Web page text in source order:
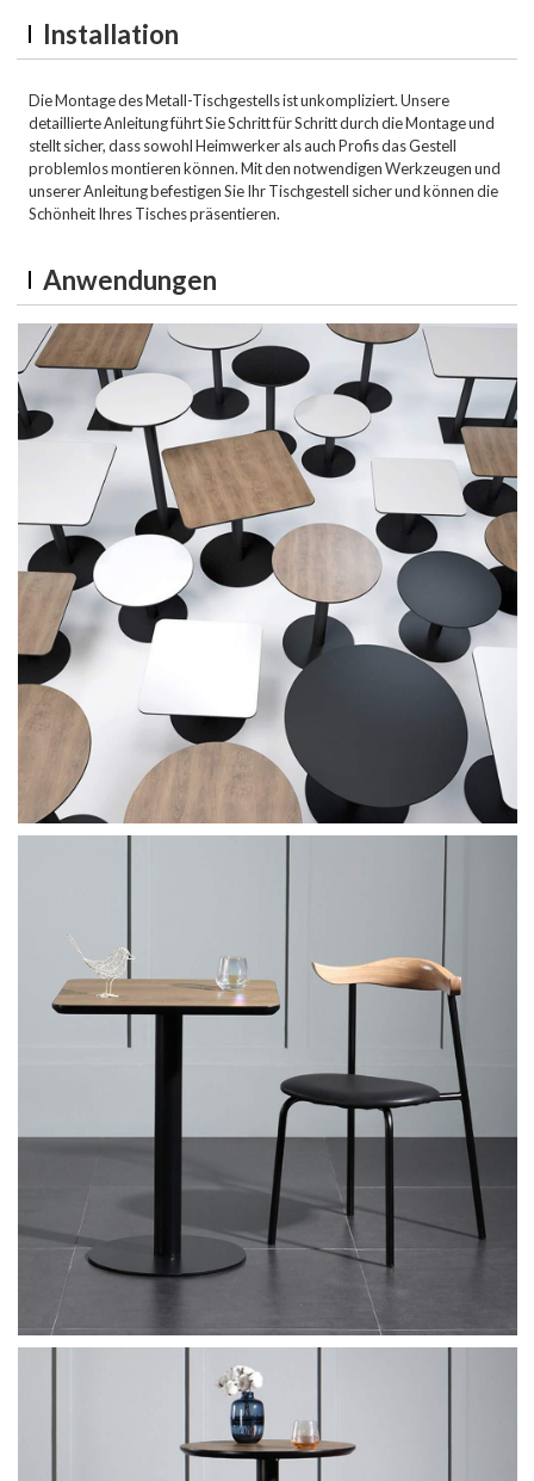
Installation
Die Montage des Metall-Tischgestells ist unkompliziert. Unsere
detaillierte Anleitung führt Sie Schritt für Schritt durch die Montage und
stellt sicher, dass sowohl Heimwerker als auch Profis das Gestell
problemlos montieren können. Mit den notwendigen Werkzeugen und
unserer Anleitung befestigen Sie Ihr Tischgestell sicher und können die
Schönheit Ihres Tisches präsentieren.
Anwendungen